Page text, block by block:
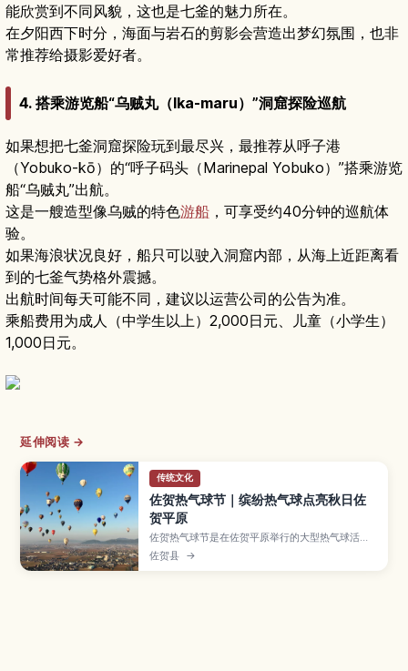
能欣赏到不同风貌，这也是七釜的魅力所在。
在夕阳西下时分，海面与岩石的剪影会营造出梦幻氛围，也非
常推荐给摄影爱好者。
4. 搭乘游览船“乌贼丸（Ika-maru）”洞窟探险巡航
如果想把七釜洞窟探险玩到最尽兴，最推荐从呼子港
（Yobuko-kō）的“呼子码头（Marinepal Yobuko）”搭乘游览
船“乌贼丸”出航。
这是一艘造型像乌贼的特色游船 ，可享受约40分钟的巡航体
验。
如果海浪状况良好，船只可以驶入洞窟内部，从海上近距离看
到的七釜气势格外震撼。
出航时间每天可能不同，建议以运营公司的公告为准。
乘船费用为成人（中学生以上）2,000日元、儿童（小学生）
1,000日元。
延伸阅读 →
传统文化
佐贺热气球节｜缤纷热气球点亮秋日佐
贺平原
佐贺热气球节是在佐贺平原举行的大型热气球活
动，每到秋天，五彩缤纷的热气球便将天空装点得
十分梦幻。本文介绍清晨飞行与夜间点灯活动等亮
佐贺县 →